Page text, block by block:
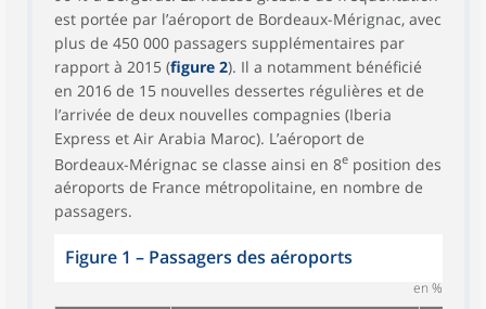
est portée par l’aéroport de Bordeaux-Mérignac, avec
plus de 450 000 passagers supplémentaires par
rapport à 2015 (figure 2). Il a notamment bénéficié
en 2016 de 15 nouvelles dessertes régulières et de
l’arrivée de deux nouvelles compagnies (Iberia
Express et Air Arabia Maroc). L’aéroport de
Bordeaux-Mérignac se classe ainsi en 8e position des
aéroports de France métropolitaine, en nombre de
passagers.
Figure 1 – Passagers des aéroports
en %